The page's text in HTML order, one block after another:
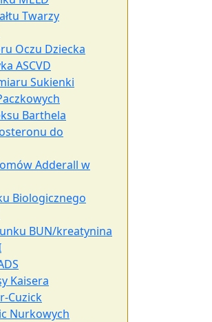
Twarzy
Oczu Dziecka
ASCVD
Sukienki
Barthela
do
Adderall w
Biologicznego
BUN/kreatynina
Kaisera
Cuzick
Nurkowych